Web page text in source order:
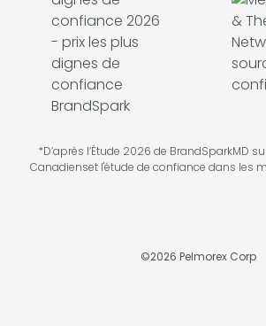
*D’après l’Étude 2026 de BrandSparkMD
Canadienset l'étude de confiance dans les
©2026 Pelmorex Corp